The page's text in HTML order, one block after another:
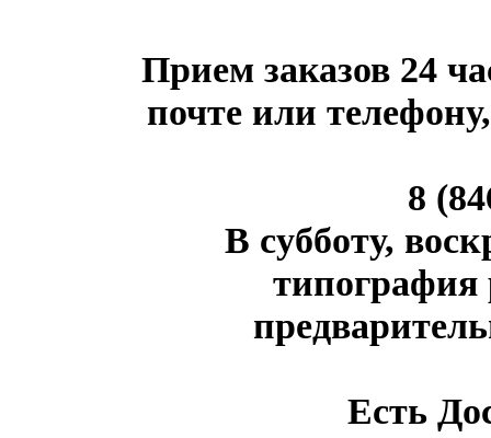
Прием заказов 24
почте или
8
В субботу,
типография
Есть